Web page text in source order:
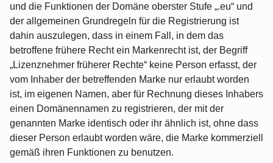
und die Funktionen der Domäne oberster Stufe „.eu“ und
der allgemeinen Grundregeln für die Registrierung ist
dahin auszulegen, dass in einem Fall, in dem das
betroffene frühere Recht ein Markenrecht ist, der Begriff
„Lizenznehmer früherer Rechte“ keine Person erfasst, der
vom Inhaber der betreffenden Marke nur erlaubt worden
ist, im eigenen Namen, aber für Rechnung dieses Inhabers
einen Domänennamen zu registrieren, der mit der
genannten Marke identisch oder ihr ähnlich ist, ohne dass
dieser Person erlaubt worden wäre, die Marke kommerziell
gemäß ihren Funktionen zu benutzen.